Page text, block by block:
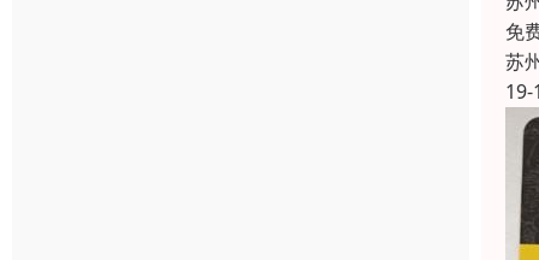
免
苏
19-